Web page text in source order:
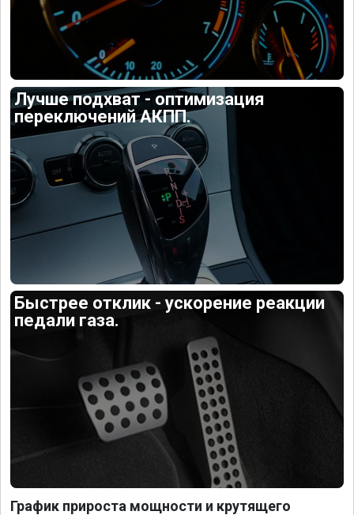
Лучше подхват - оптимизация
переключений АКПП.
Быстрее отклик - ускорение реакции
педали газа.
График прироста мощности и крутящего